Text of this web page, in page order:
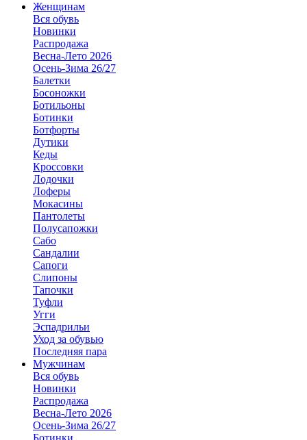
Женщинам
Вся обувь
Новинки
Распродажа
Весна-Лето 2026
Осень-Зима 26/27
Балетки
Босоножки
Ботильоны
Ботинки
Ботфорты
Дутики
Кеды
Кроссовки
Лодочки
Лоферы
Мокасины
Пантолеты
Полусапожки
Сабо
Сандалии
Сапоги
Слипоны
Тапочки
Туфли
Угги
Эспадрильи
Уход за обувью
Последняя пара
Мужчинам
Вся обувь
Новинки
Распродажа
Весна-Лето 2026
Осень-Зима 26/27
Ботинки